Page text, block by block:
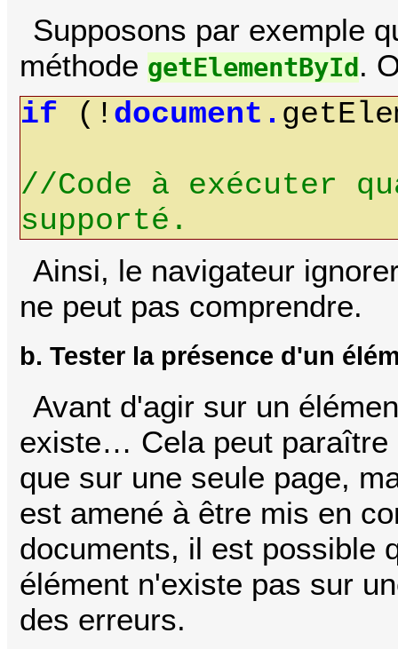
Supposons par exemple
méthode getElementById .
if (! document.
//Code à exécuter
supporté.
Ainsi, le navigateur
ne peut pas comprendre.
b. Tester la présence d'un
Avant d'agir sur un
existe… Cela peut paraître
que sur une seule page,
est amené à être mis en
documents, il est possible
élément n'existe pas sur
des erreurs.